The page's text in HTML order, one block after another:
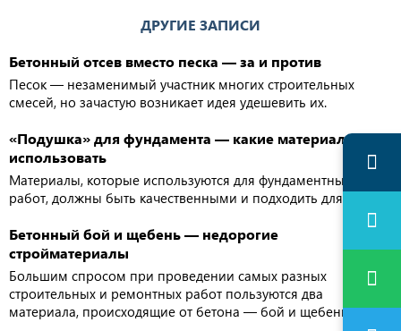
ДРУГИЕ ЗАПИСИ
Бетонный отсев вместо песка — за и против
Песок — незаменимый участник многих строительных
смесей, но зачастую возникает идея удешевить их.
«Подушка» для фундамента — какие материалы
использовать
Материалы, которые используются для фундаментных
работ, должны быть качественными и подходить для них.
Бетонный бой и щебень — недорогие
стройматериалы
Большим спросом при проведении самых разных
строительных и ремонтных работ пользуются два
материала, происходящие от бетона — бой и щебень.